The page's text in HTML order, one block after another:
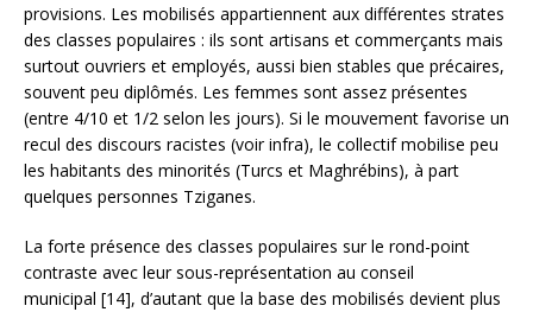
provisions. Les mobilisés appartiennent aux différentes strates
des classes populaires : ils sont artisans et commerçants mais
surtout ouvriers et employés, aussi bien stables que précaires,
souvent peu diplômés. Les femmes sont assez présentes
(entre 4/10 et 1/2 selon les jours). Si le mouvement favorise un
recul des discours racistes (voir infra), le collectif mobilise peu
les habitants des minorités (Turcs et Maghrébins), à part
quelques personnes Tziganes.
La forte présence des classes populaires sur le rond-point
contraste avec leur sous-représentation au conseil
municipal [14], d’autant que la base des mobilisés devient plus